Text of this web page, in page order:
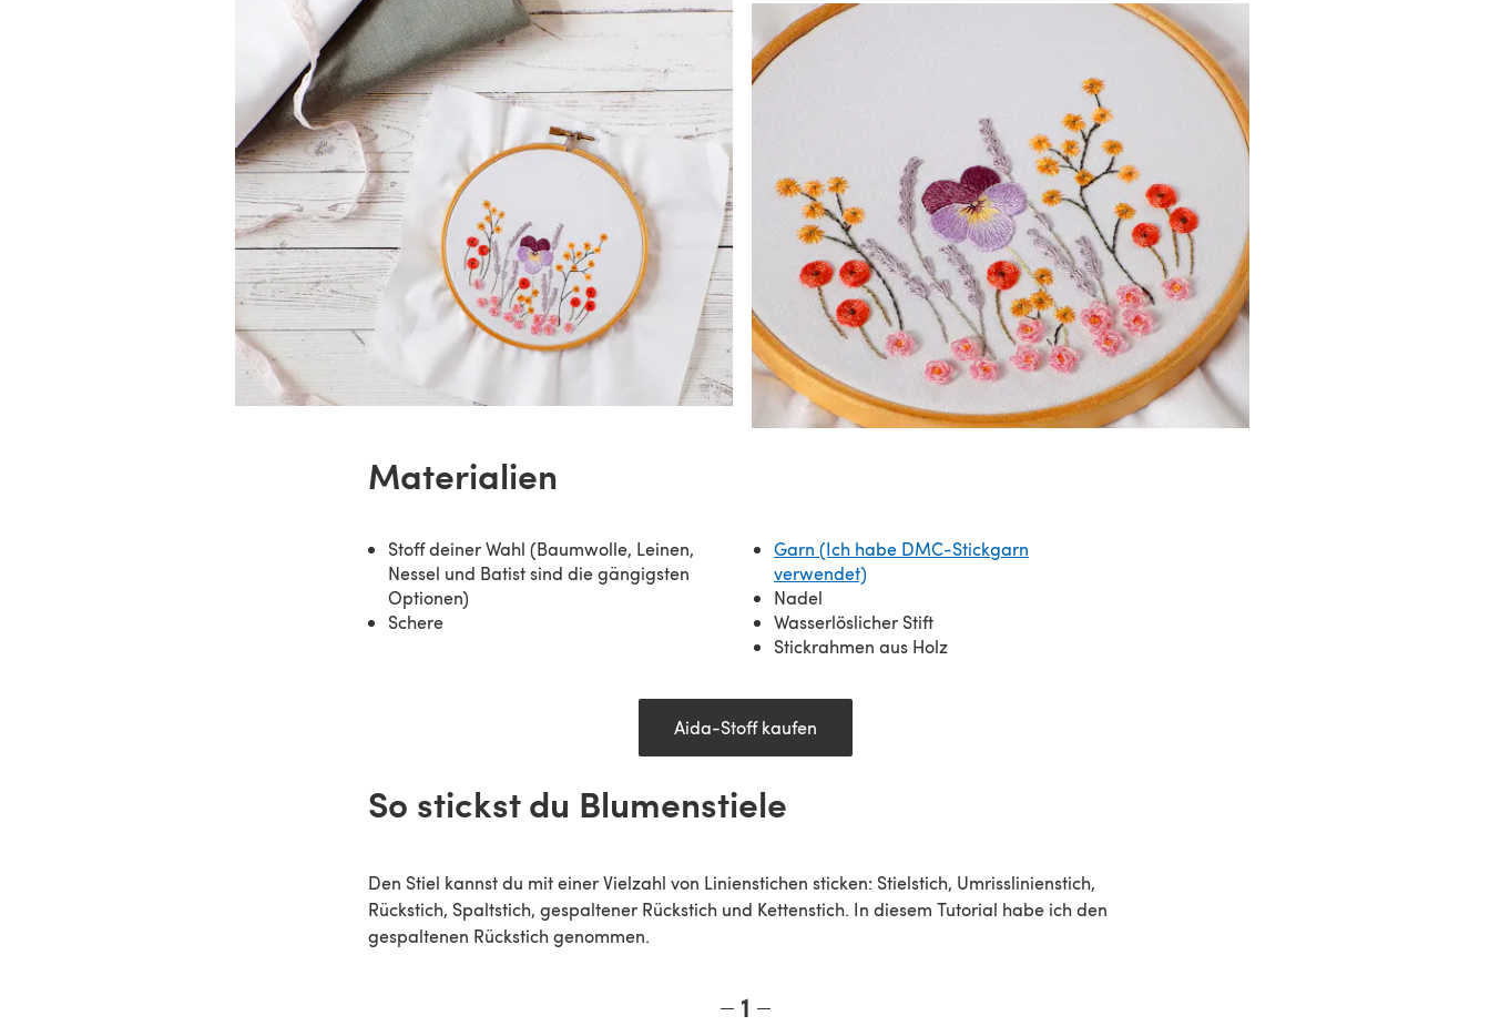
Materialien
Stoff deiner Wahl (Baumwolle, Leinen,
Nessel und Batist sind die gängigsten
Optionen)
Schere
Garn (Ich habe DMC-Stickgarn
verwendet)
Nadel
Wasserlöslicher Stift
Stickrahmen aus Holz
Aida-Stoff kaufen
So stickst du Blumenstiele
Den Stiel kannst du mit einer Vielzahl von Linienstichen sticken: Stielstich, Umrisslinienstich,
Rückstich, Spaltstich, gespaltener Rückstich und Kettenstich. In diesem Tutorial habe ich den
gespaltenen Rückstich genommen.
1